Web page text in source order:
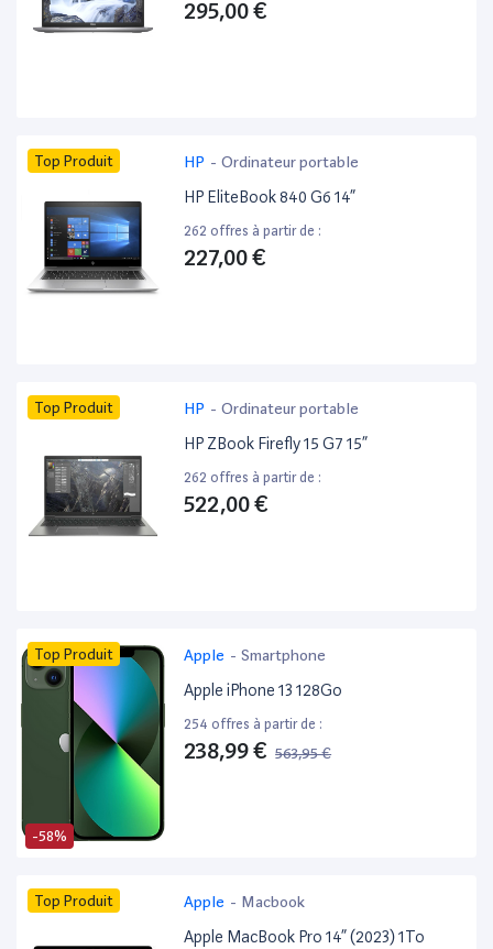
295,00 €
Top Produit HP - Ordinateur portable
HP EliteBook 840 G6 14”
262 offres à partir de :
227,00 €
Top Produit HP - Ordinateur portable
HP ZBook Firefly 15 G7 15”
262 offres à partir de :
522,00 €
-58%
Top Produit Apple - Smartphone
Apple iPhone 13 128Go
254 offres à partir de :
238,99 € 563,95 €
Top Produit Apple - Macbook
Apple MacBook Pro 14” (2023) 1To